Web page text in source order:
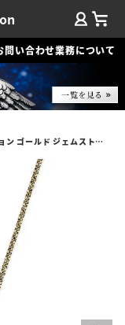
問い合わせ業務について
ジェムストーン ネックレス